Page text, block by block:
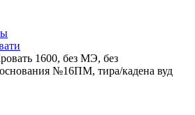
1600, без МЭ, без
основания №16ПМ, тира/кадена вуд